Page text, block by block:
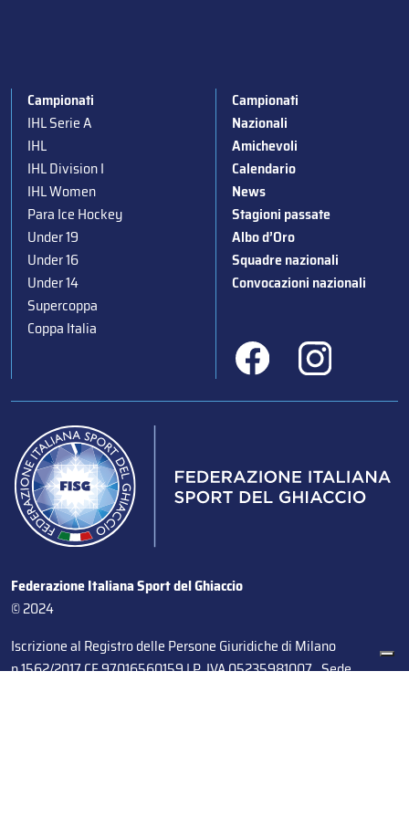
Campionati
IHL Serie A
IHL
IHL Division I
IHL Women
Para Ice Hockey
Under 19
Under 16
Under 14
Supercoppa
Coppa Italia
Campionati
Nazionali
Amichevoli
Calendario
News
Stagioni passate
Albo d’Oro
Squadre nazionali
Convocazioni nazionali
Federazione Italiana Sport del Ghiaccio
© 2024
Iscrizione al Registro delle Persone Giuridiche di Milano
n.1562/2017 CF 97016560159 | P. IVA 05235981007 Sede